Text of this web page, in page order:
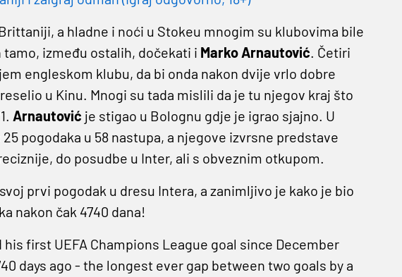
a hladne i noći u Stokeu mnogim su klubovima bile
između ostalih, dočekati i Marko Arnautović. Četiri
engleskom klubu, da bi onda nakon dvije vrlo dobre
u Kinu. Mnogi su tada mislili da je tu njegov kraj što
Arnautović je stigao u Bolognu gdje je igrao sjajno. U
pogodaka u 58 nastupa, a njegove izvrsne predstave
do posudbe u Inter, ali s obveznim otkupom.
prvi pogodak u dresu Intera, a zanimljivo je kako je bio
nakon čak 4740 dana!
first UEFA Champions League goal since December
days ago - the longest ever gap between two goals by a